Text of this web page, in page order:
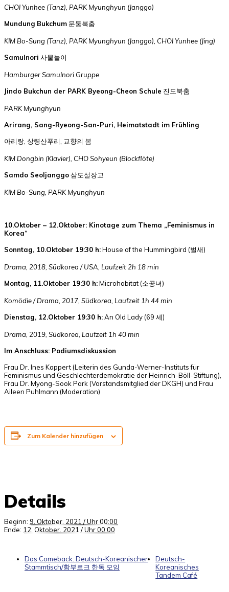
CHOIYunhee (Tanz), PARKMyunghyun (Janggo)
Mundung Bukchum 문둥북춤
KIM Bo-Sung (Tanz), PARKMyunghyun (Janggo), CHOIYunhee (Jing)
Samulnori 사물놀이
HamburgerSamulnori Gruppe
Jindo Bukchun der PARK Byeong-Cheon Schule 진도북춤
PARKMyunghyun
Arirang, Sang-Ryeong-San-Puri, Heimatstadt im Frühling
아리랑, 상령산푸리, 교향의 봄
KIM Dongbin (Klavier), CHO Sohyeun (Blockflöte)
Samdo Seoljanggo삼도설장고
KIM Bo-Sung, PARKMyunghyun
10.Oktober – 12.Oktober: Kinotage zum Thema „Feminismus in
Korea“
Sonntag, 10.Oktober 19:30 h:House of the Hummingbird (벌새)
Drama, 2018, Südkorea / USA, Laufzeit 2h 18 min
Montag, 11.Oktober 19:30 h:Microhabitat (소공녀)
Komödie / Drama, 2017, Südkorea, Laufzeit 1h 44 min
Dienstag, 12.Oktober 19:30 h:An Old Lady (69 세)
Drama, 2019, Südkorea, Laufzeit 1h 40 min
Im Anschluss: Podiumsdiskussion
Frau Dr. Ines Kappert (Leiterin des Gunda-Werner-Instituts für
Feminismus und Geschlechterdemokratie der Heinrich-Böll-Stiftung),
Frau Dr. Myong-Sook Park (Vorstandsmitglied der DKGH) und Frau
Aileen Puhlmann (Moderation)
Zum Kalender hinzufügen
Details
Beginn: 9. Oktober. 2021 / Uhr 00:00
Ende: 12. Oktober. 2021 / Uhr 00:00
Das Comeback: Deutsch-Koreanischer
Stammtisch/함부르크 한독 모임
Deutsch-
Koreanisches
Tandem Café